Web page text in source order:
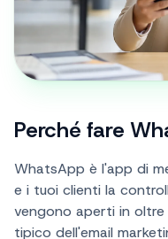
Perché fare
WhatsApp è l'app di
e i tuoi clienti la
vengono aperti in
tipico dell'email